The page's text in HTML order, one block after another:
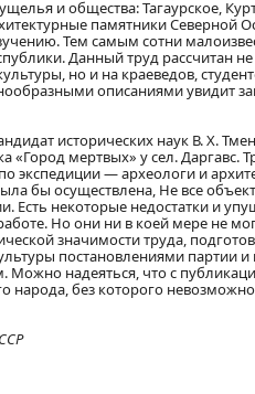
и общества: Тагаурское,
памятники
Тем самым сотни
Данный труд рассчитан
но и на краеведов,
описаниями увидит
исторических наук В. X.
«Город мертвых» у сел. Даргавс.
экспедиции — археологи и
бы осуществлена, Не все
Есть некоторые недостатки и
Но они ни в коей мере не
значимости труда,
постановлениями партии и
Можно надеяться, что с
народа, без которого